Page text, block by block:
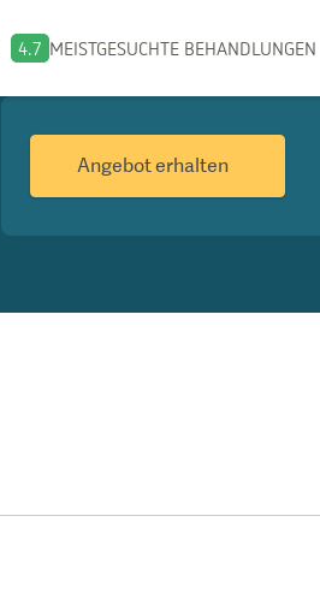
4.7 MEISTGESUCHTE BEHANDLUNGEN
Angebot erhalten